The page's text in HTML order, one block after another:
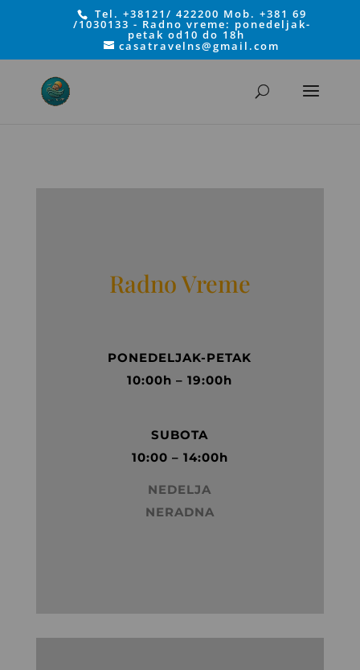
Tel. +38121/ 422200 Mob. +381 69
/1030133 - Radno vreme: ponedeljak-
petak od10 do 18h
casatravelns@gmail.com
Radno Vreme
PONEDELJAK-PETAK
10:00h – 19:00h
SUBOTA
10:00 – 14:00h
NEDELJA
NERADNA